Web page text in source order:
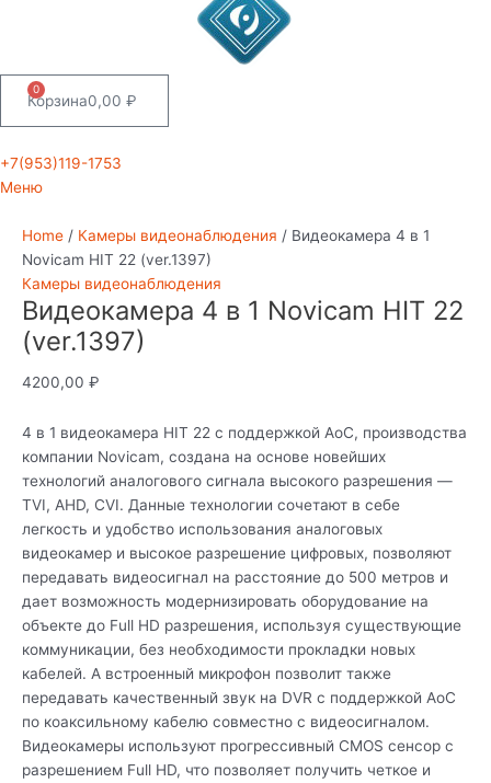
0,00 ₽
0
Корзина
+7(953)119-1753
Меню
Home / Камеры видеонаблюдения / Видеокамера 4 в 1
Novicam HIT 22 (ver.1397)
Камеры видеонаблюдения
Видеокамера 4 в 1 Novicam HIT 22
(ver.1397)
4200,00 ₽
4 в 1 видеокамера HIT 22 с поддержкой AoC, производства
компании Novicam, создана на основе новейших
технологий аналогового сигнала высокого разрешения —
TVI, AHD, CVI. Данные технологии сочетают в себе
легкость и удобство использования аналоговых
видеокамер и высокое разрешение цифровых, позволяют
передавать видеосигнал на расстояние до 500 метров и
дает возможность модернизировать оборудование на
объекте до Full HD разрешения, используя существующие
коммуникации, без необходимости прокладки новых
кабелей. А встроенный микрофон позволит также
передавать качественный звук на DVR с поддержкой AoC
по коаксильному кабелю совместно с видеосигналом.
Видеокамеры используют прогрессивный CMOS сенсор c
разрешением Full HD, что позволяет получить четкое и